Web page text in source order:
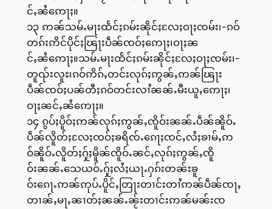
င်ႇၼႆဢေႃႈ။
၁၃ ဢၼ်သမ်ႉမႃးထႅင်ႈၵမ်းၼိုင်ႈလႄႈဝႃႈၸမ်း၊-ၵဝ်
တၵ်းဢိင်ပိုင်ႈၽြႃးပဵၼ်ၸဝ်ႈဢေႃႈ၊ဝႃႈၼ
င်ႇၼႆဢေႃႈ။သမ်ႉမႃးထႅင်ႈၵမ်းၼိုင်ႈလႄႈဝႃႈၸမ်း၊-
တူၺ်းလူႊ၊ၵဝ်ဢိၵ်ႇတင်းလုၵ်ႈဢွၼ်ႇဢၼ်ၽြႃး
ပဵၼ်ၸဝ်ႈပၼ်တီႈၵဝ်တင်းလၢႆၼၼ်ႉမီးယူႇဢေႃႈ၊
ဝႃႈၼင်ႇၼႆဢေႃႈ။
၁၄ ၵွပ်ႈပိူဝ်ႈဢၼ်လုၵ်ႈဢွၼ်ႇၸိူဝ်းၼၼ်ႉပဵၼ်ၼိူဝ်ႉ
ပဵၼ်လိူတ်ႈလႄႈၸဝ်ႈၶရိၸ်ႉၵေႃႈၸင်ႇလႆႈၶၢမ်ႇဢ
ဝ်ၼိူဝ်ႉလိူတ်ႈႁႂ်ႈမိူၼ်ၸိူဝ်ႉၼင်ႇလုၵ်ႈဢွၼ်ႇၸိူ
ဝ်းၼၼ်ႉသေယဝ်ႉႁႂ်ႈလႆႈယႃႉႁၵ်းတၼ်းၶူ
ဝ်းၵေႃႉဢၼ်ဢုပ်ႉပိူင်ႇတြႃးတၢင်းတၢႆဢၼ်ပဵၼ်ၸႃႇ
တၢၼ်ႇမႃႇၼၢတ်ႈၼၼ်ႉၼႂ်းတၢင်းဢၼ်မၼ်းၸ